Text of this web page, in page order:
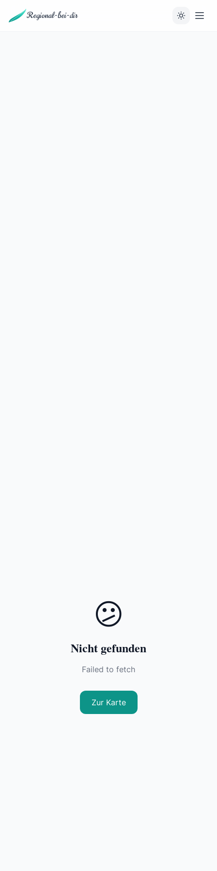
Regional-bei-dir
😕
Nicht gefunden
Failed to fetch
Zur Karte